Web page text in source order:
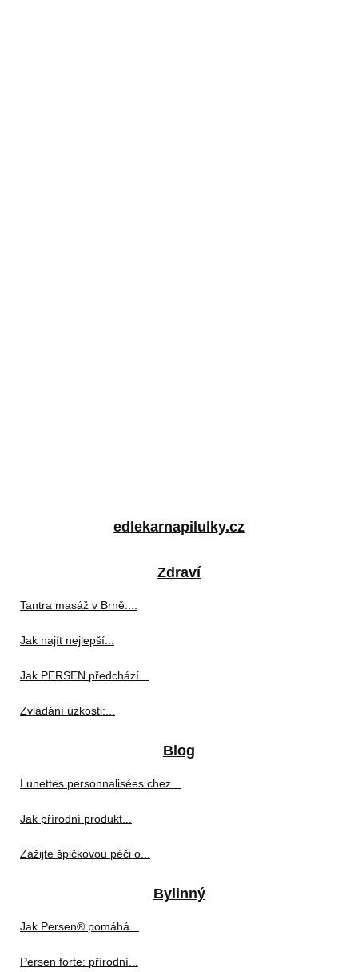
edlekarnapilulky.cz
Zdraví
Tantra masáž v Brně:...
Jak najít nejlepší...
Jak PERSEN předchází...
Zvládání úzkosti:...
Blog
Lunettes personnalisées chez...
Jak přírodní produkt...
Zažijte špičkovou péči o...
Bylinný
Jak Persen® pomáhá...
Persen forte: přírodní...